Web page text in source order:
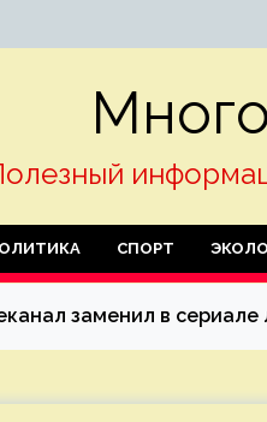
СПОРТ
заменил в сериале